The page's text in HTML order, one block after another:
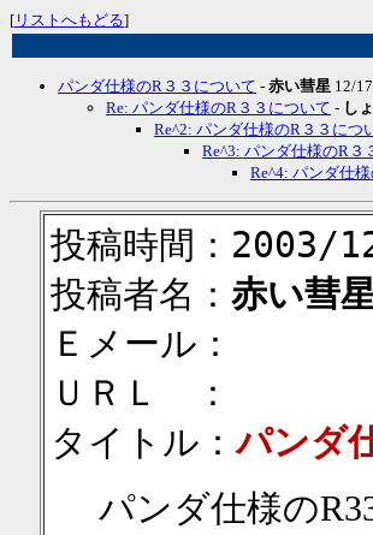
[ リストへもどる]
パンダ仕様のR３３について - 赤い彗星 12/
Re: パンダ仕様のR３３について - し
Re^2: パンダ仕様のR３３につ
Re^3: パンダ仕様のR３
Re^4: パンダ仕
投稿時間：2003/
投稿者名： 赤い彗
Ｅメール：
ＵＲＬ ：
タイトル：パンダ
パンダ仕様の